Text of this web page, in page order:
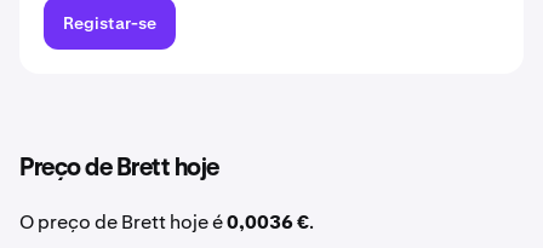
Registar-se
Preço de Brett hoje
O preço de Brett hoje é0,0036 €.